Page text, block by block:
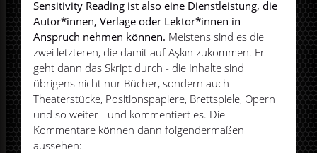
Sensitivity Reading ist also eine Dienstleistung, die
Autor*innen, Verlage oder Lektor*innen in
Anspruch nehmen können. Meistens sind es die
zwei letzteren, die damit auf Aşkın zukommen. Er
geht dann das Skript durch - die Inhalte sind
übrigens nicht nur Bücher, sondern auch
Theaterstücke, Positionspapiere, Brettspiele, Opern
und so weiter - und kommentiert es. Die
Kommentare können dann folgendermaßen
aussehen: